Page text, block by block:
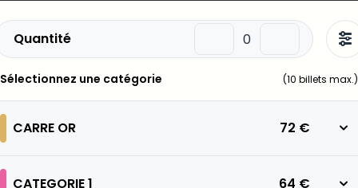
Quantité
Sélectionnez une catégorie (10 billets max.)
CARRE OR 72 €
CATEGORIE 1 64 €